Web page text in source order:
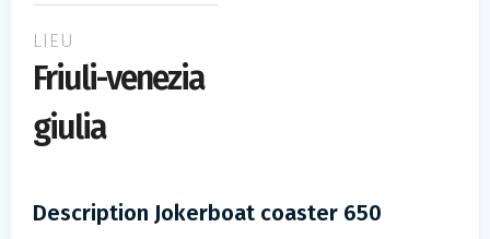
LIEU
Friuli-venezia
giulia
Description Jokerboat coaster 650